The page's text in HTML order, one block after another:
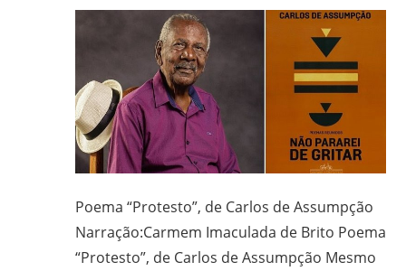
Poema “Protesto”, de Carlos de Assumpção
Narração:Carmem Imaculada de Brito Poema
“Protesto”, de Carlos de Assumpção Mesmo